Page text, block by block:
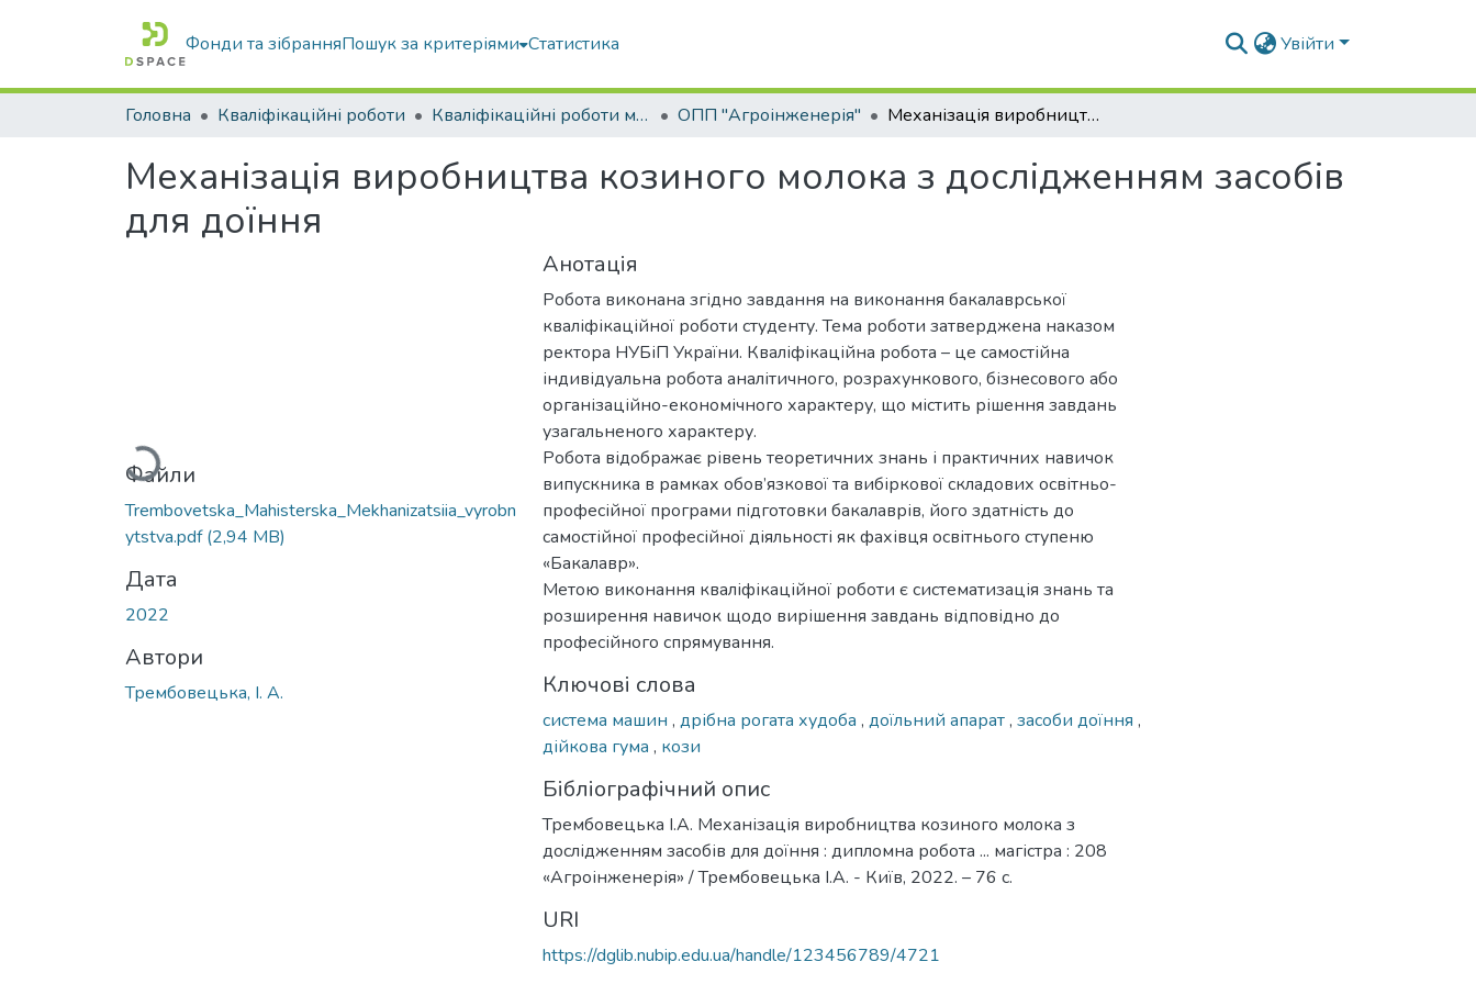
Фонди та зібранняПошук за критеріями Статистика Увійти
Головна Кваліфікаційні роботи Кваліфікаційні роботи магістрів ОПП "Агроінженерія" Механізація виробництва козиного молока з дослідженням засобів для доїння
Механізація виробництва козиного молока з дослідженням засобів
для доїння
Вантажиться...
Файли
Trembovetska_Мahisterska_Mekhanizatsiia_vyrobn
ytstva.pdf(2,94 MB)
Дата
2022
Автори
Трембовецька, І. А.
Анотація
Робота виконана згідно завдання на виконання бакалаврської
кваліфікаційної роботи студенту. Тема роботи затверджена наказом
ректора НУБіП України. Кваліфікаційна робота – це самостійна
індивідуальна робота аналітичного, розрахункового, бізнесового або
організаційно-економічного характеру, що містить рішення завдань
узагальненого характеру.
Робота відображає рівень теоретичних знань і практичних навичок
випускника в рамках обов’язкової та вибіркової складових освітньо-
професійної програми підготовки бакалаврів, його здатність до
самостійної професійної діяльності як фахівця освітнього ступеню
«Бакалавр».
Метою виконання кваліфікаційної роботи є систематизація знань та
розширення навичок щодо вирішення завдань відповідно до
професійного спрямування.
Ключові слова
система машин , дрібна рогата худоба , доїльний апарат, засоби доїння ,
дійкова гума , кози
Бібліографічний опис
Трембовецька І.А. Механізація виробництва козиного молока з
дослідженням засобів для доїння : дипломна робота ... магістра : 208
«Агроінженерія» / Трембовецька І.А. - Київ, 2022. – 76 с.
URI
https://dglib.nubip.edu.ua/handle/123456789/4721